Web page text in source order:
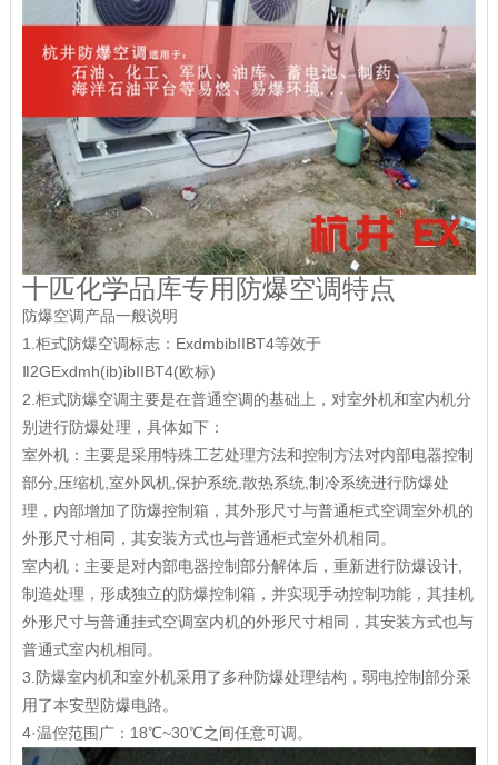
十匹化学品库专用防爆空调特点
防爆空调产品一般说明
1.柜式防爆空调标志：ExdmbibIIBT4等效于
Ⅱ2GExdmh(ib)ibIIBT4(欧标)
2.柜式防爆空调主要是在普通空调的基础上，对室外机和室内机分
别进行防爆处理，具体如下：
室外机：主要是采用特殊工艺处理方法和控制方法对内部电器控制
部分,压缩机,室外风机,保护系统,散热系统,制冷系统进行防爆处
理，内部增加了防爆控制箱，其外形尺寸与普通柜式空调室外机的
外形尺寸相同，其安装方式也与普通柜式室外机相同。
室内机：主要是对内部电器控制部分解体后，重新进行防爆设计,
制造处理，形成独立的防爆控制箱，并实现手动控制功能，其挂机
外形尺寸与普通挂式空调室内机的外形尺寸相同，其安装方式也与
普通式室内机相同。
3.防爆室内机和室外机采用了多种防爆处理结构，弱电控制部分采
用了本安型防爆电路。
4·温倥范围广：18℃~30℃之间任意可调。